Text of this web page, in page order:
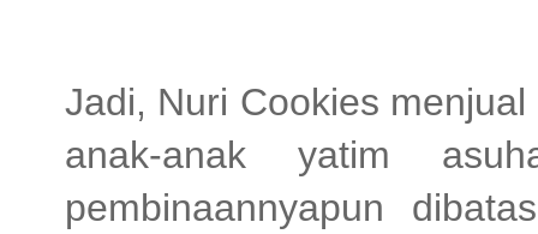
Jadi, Nuri Cookies
anak-anak yatim
pembinaannyapun